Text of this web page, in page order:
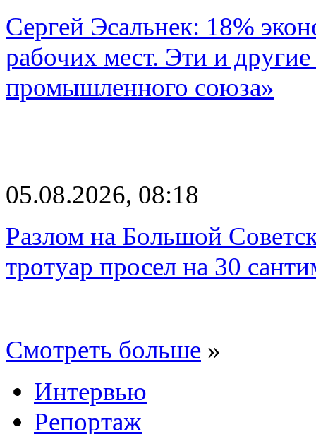
Сергей Эсальнек: 18%
рабочих мест. Эти и
промышленного союза»
05.08.2026, 08:18
Разлом на Большой
тротуар просел на 30
Смотреть больше »
Интервью
Репортаж